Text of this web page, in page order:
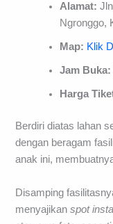
Alamat:
Ngronggo,
Map: Klik
Jam Buka:
Harga
Berdiri diatas lahan
dengan beragam
anak ini,
Disamping
menyajikanspot